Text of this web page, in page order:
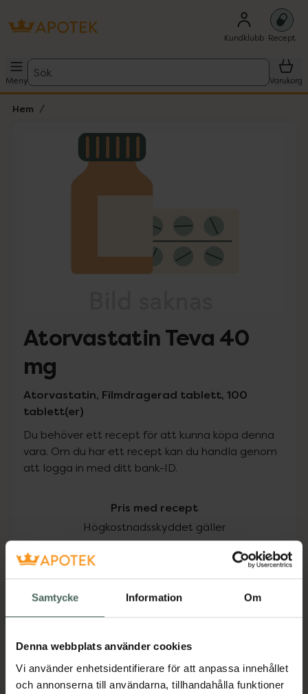
Samtycke Information Om
Denna webbplats använder cookies
Vi använder enhetsidentifierare för att anpassa innehållet
och annonserna till användarna, tillhandahålla funktioner
Kundklubb Recept
Meny
Sök
Varukorg
Hem
Lista: . Innehåller 1 objekt.
Atorvastatin Teva 40
mg
Atorvastatin, Filmdragerad tablett, 100
tablett(er)
Du behöver ett recept för att kunna köpa denna
vara. Om du har ett recept kan du handla genom
att logga in med ditt bank-ID.
Pris med recept
Högkostnadsskyddet gäller
250,49 kr
I apotek: 250,49 kr
Aktuella erbjudanden